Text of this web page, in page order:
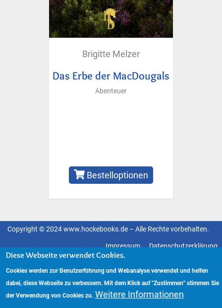
Brigitte Melzer
Das Erbe der MacDougals
Abenteuer
Bestelloptionen
Copyright © 2024 www.hockebooks.de – Alle Rechte vorbehalten.
Datenschutzerklärung
Impressum
Diese Webseite verwendet Cookies.
Cookies werden zur Benutzerführung und Webanalyse verwendet und helfen
dabei, diese Webseite zu verbessern. Mit dem Klick auf "Zustimmen" stimmen Sie
der Verwendung von Cookies zu. Weitere Informationen